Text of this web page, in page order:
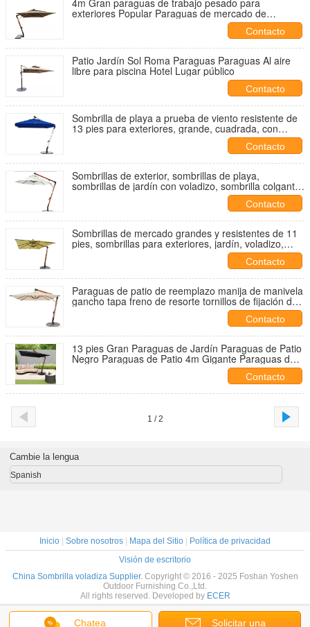
4m Gran paraguas de trabajo pesado para
exteriores Popular Paraguas de mercado de
aluminio Beige Cantilever Paraguas
Contacto
Patio Jardín Sol Roma Paraguas Paraguas Al aire
libre para piscina Hotel Lugar público
Contacto
Sombrilla de playa a prueba de viento resistente de
13 pies para exteriores, grande, cuadrada, con
Contacto
Sombrillas de exterior, sombrillas de playa,
sombrillas de jardín con voladizo, sombrilla colgante
Contacto
Sombrillas de mercado grandes y resistentes de 11
pies, sombrillas para exteriores, jardín, voladizo,
Contacto
Paraguas de patio de reemplazo manija de manivela
gancho tapa freno de resorte tornillos de fijación de
Contacto
13 pies Gran Paraguas de Jardín Paraguas de Patio
Negro Paraguas de Patio 4m Gigante Paraguas de
Patio de Cantilever Negro Con Base
Contacto
1 / 2
Chatea Solicitar una
Cambie la lengua
Spanish
Inicio Sobre nosotros Mapa del Sitio
Política de privacidad
Visión de escritorio
China Sombrilla voladiza Supplier. Copyright © 2016 - 2025 Foshan Yoshen
Outdoor Furnishing Co.,Ltd.
All rights reserved. Developed by ECER